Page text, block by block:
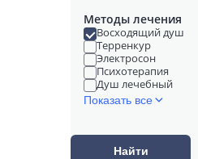
Методы лечения
Восходящий душ
Терренкур
Электросон
Психотерапия
Душ лечебный
Показать все
Найти